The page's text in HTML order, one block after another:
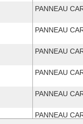
PANNEAU
PANNEAU
PANNEAU
PANNEAU
PANNEAU
PANNEAU